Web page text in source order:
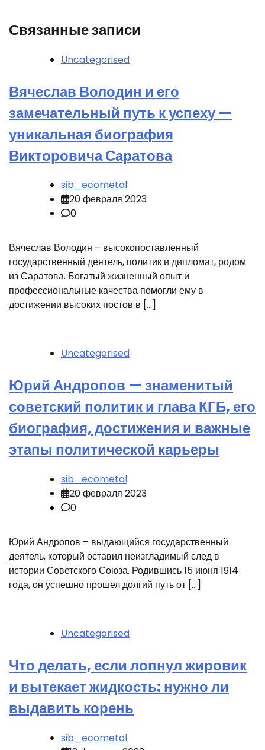
Связанные записи
Uncategorised
Вячеслав Володин и его
замечательный путь к успеху —
уникальная биография
Викторовича Саратова
sib_ecometal
20 февраля 2023
0
Вячеслав Володин – высокопоставленный
государственный деятель, политик и дипломат, родом
из Саратова. Богатый жизненный опыт и
профессиональные качества помогли ему в
достижении высоких постов в […]
Uncategorised
Юрий Андропов — знаменитый
советский политик и глава КГБ, его
биография, достижения и важные
этапы политической карьеры
sib_ecometal
20 февраля 2023
0
Юрий Андропов – выдающийся государственный
деятель, который оставил неизгладимый след в
истории Советского Союза. Родившись 15 июня 1914
года, он успешно прошел долгий путь от […]
Uncategorised
Что делать, если лопнул жировик
и вытекает жидкость: нужно ли
выдавить корень
sib_ecometal